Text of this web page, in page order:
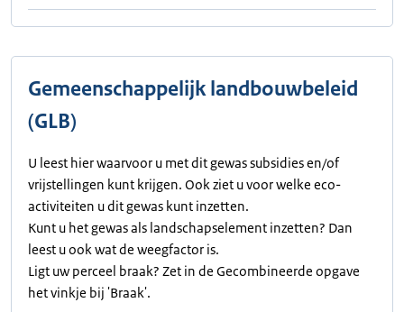
Gemeenschappelijk landbouwbeleid
(GLB)
U leest hier waarvoor u met dit gewas subsidies en/of
vrijstellingen kunt krijgen. Ook ziet u voor welke eco-
activiteiten u dit gewas kunt inzetten.
Kunt u het gewas als landschapselement inzetten? Dan
leest u ook wat de weegfactor is.
Ligt uw perceel braak? Zet in de Gecombineerde opgave
het vinkje bij 'Braak'.